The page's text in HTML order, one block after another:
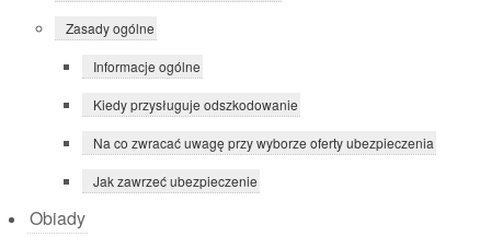
Zasady ogólne
Informacje ogólne
Kiedy przysługuje odszkodowanie
Na co zwracać uwagę przy wyborze oferty ubezpieczenia
Jak zawrzeć ubezpieczenie
Obiady